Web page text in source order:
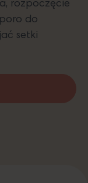
rozpoczęcie
do
setki